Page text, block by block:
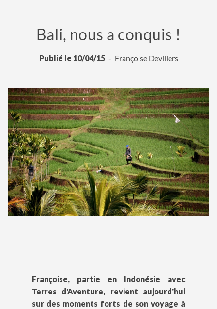
Bali, nous a conquis !
Publié le 10/04/15 Françoise Devillers
Françoise, partie en Indonésie avec
Terres d'Aventure, revient aujourd'hui
sur des moments forts de son voyage à